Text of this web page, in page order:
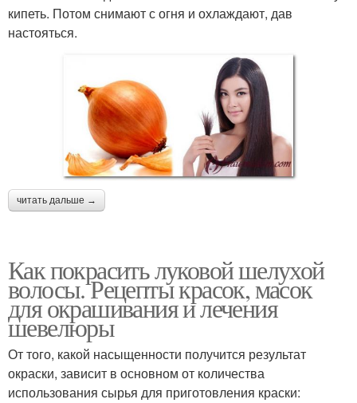
кипеть. Потом снимают с огня и охлаждают, дав
настояться.
читать дальше →
Как покрасить луковой шелухой
волосы. Рецепты красок, масок
для окрашивания и лечения
шевелюры
От того, какой насыщенности получится результат
окраски, зависит в основном от количества
использования сырья для приготовления краски: